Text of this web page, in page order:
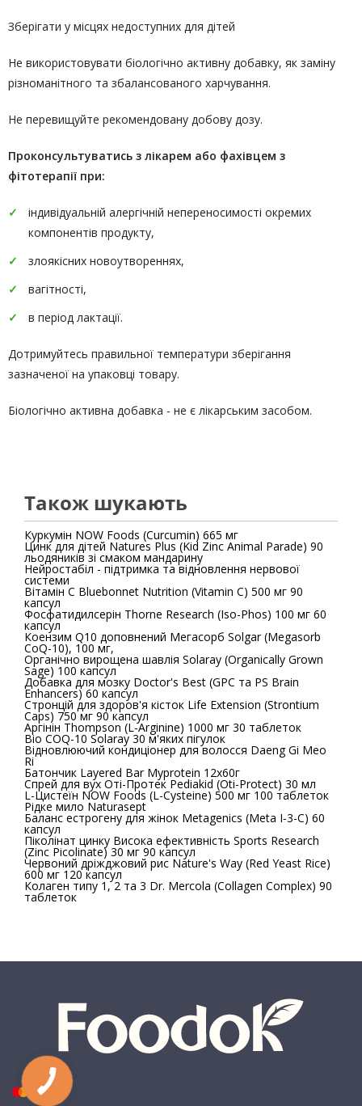
Зберігати у місцях недоступних для дітей
Не використовувати біологічно активну добавку, як заміну
різноманітного та збалансованого харчування.
Не перевищуйте рекомендовану добову дозу.
Проконсультуватись з лікарем або фахівцем з
фітотерапії при:
індивідуальній алергічній непереносимості окремих
компонентів продукту,
злоякісних новоутвореннях,
вагітності,
в період лактації.
Дотримуйтесь правильної температури зберігання
зазначеної на упаковці товару.
Біологічно активна добавка - не є лікарським засобом.
Також шукають
Куркумін NOW Foods (Curcumin) 665 мг
Цинк для дітей Natures Plus (Kid Zinc Animal Parade) 90
льодяників зі смаком мандарину
Нейростабіл - підтримка та відновлення нервової
системи
Вітамін С Bluebonnet Nutrition (Vitamin C) 500 мг 90
капсул
Фосфатидилсерін Thorne Research (Iso-Phos) 100 мг 60
капсул
Коензим Q10 доповнений Мегасорб Solgar (Megasorb
CoQ-10), 100 мг,
Органічно вирощена шавлія Solaray (Organically Grown
Sage) 100 капсул
Добавка для мозку Doctor's Best (GPC та PS Brain
Enhancers) 60 капсул
Стронцій для здоров'я кісток Life Extension (Strontium
Caps) 750 мг 90 капсул
Аргінін Thompson (L-Arginine) 1000 мг 30 таблеток
Bio COQ-10 Solaray 30 м'яких пігулок
Відновлюючий кондиціонер для волосся Daeng Gi Meo
Ri
Батончик Layered Bar Myprotein 12x60г
Спрей для вух Оті-Протек Pediakid (Oti-Protect) 30 мл
L-Цистеїн NOW Foods (L-Cysteine) 500 мг 100 таблеток
Рідке мило Naturasept
Баланс естрогену для жінок Metagenics (Meta I-3-C) 60
капсул
Піколінат цинку Висока ефективність Sports Research
(Zinc Picolinate) 30 мг 90 капсул
Червоний дріжджовий рис Nature's Way (Red Yeast Rice)
600 мг 120 капсул
Колаген типу 1, 2 та 3 Dr. Mercola (Collagen Complex) 90
таблеток